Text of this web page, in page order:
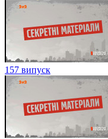
157 випуск